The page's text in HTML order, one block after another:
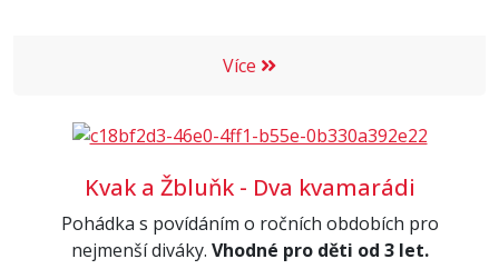
Více
Kvak a Žbluňk - Dva kvamarádi
Pohádka s povídáním o ročních obdobích pro
nejmenší diváky. Vhodné pro děti od 3 let.